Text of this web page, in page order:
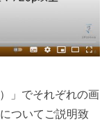
」でそれぞれの画
ついてご説明致